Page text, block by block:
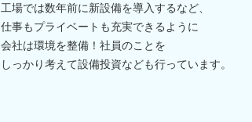
工場では数年前に新設備を導入するなど、
仕事もプライベートも充実できるように
会社は環境を整備！社員のことを
しっかり考えて設備投資なども行っています。